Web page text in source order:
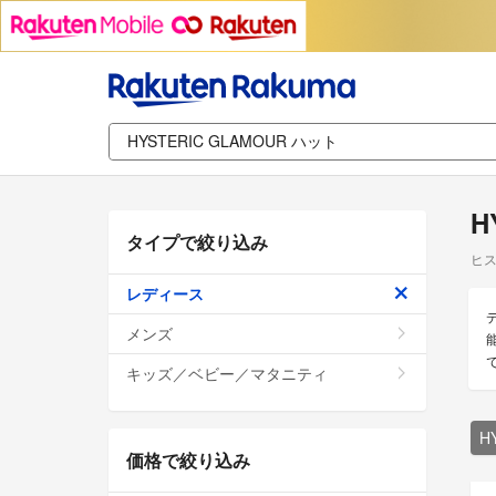
ヒ
タイプで絞り込み
レディース
メンズ
キッズ／ベビー／マタニティ
価格で絞り込み